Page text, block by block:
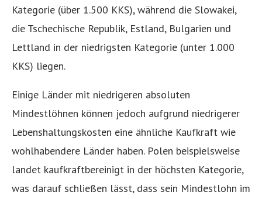
Kategorie (über 1.500 KKS), während die Slowakei,
die Tschechische Republik, Estland, Bulgarien und
Lettland in der niedrigsten Kategorie (unter 1.000
KKS) liegen.
Einige Länder mit niedrigeren absoluten
Mindestlöhnen können jedoch aufgrund niedrigerer
Lebenshaltungskosten eine ähnliche Kaufkraft wie
wohlhabendere Länder haben. Polen beispielsweise
landet kaufkraftbereinigt in der höchsten Kategorie,
was darauf schließen lässt, dass sein Mindestlohn im